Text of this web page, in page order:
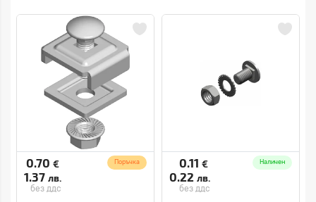
0.70 €
1.37 лв.
без ддс
Поръчка 0.11 €
0.22 лв.
без ддс
Наличен